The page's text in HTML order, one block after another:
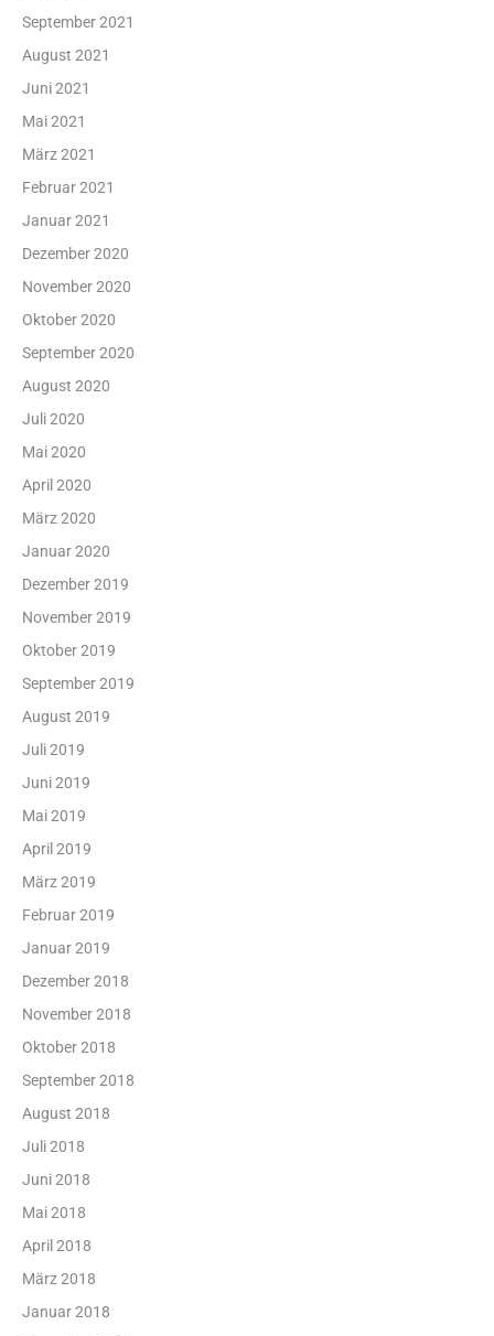
September 2021
August 2021
Juni 2021
Mai 2021
März 2021
Februar 2021
Januar 2021
Dezember 2020
November 2020
Oktober 2020
September 2020
August 2020
Juli 2020
Mai 2020
April 2020
März 2020
Januar 2020
Dezember 2019
November 2019
Oktober 2019
September 2019
August 2019
Juli 2019
Juni 2019
Mai 2019
April 2019
März 2019
Februar 2019
Januar 2019
Dezember 2018
November 2018
Oktober 2018
September 2018
August 2018
Juli 2018
Juni 2018
Mai 2018
April 2018
März 2018
Januar 2018